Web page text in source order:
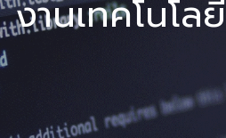
งานเทคโนโล